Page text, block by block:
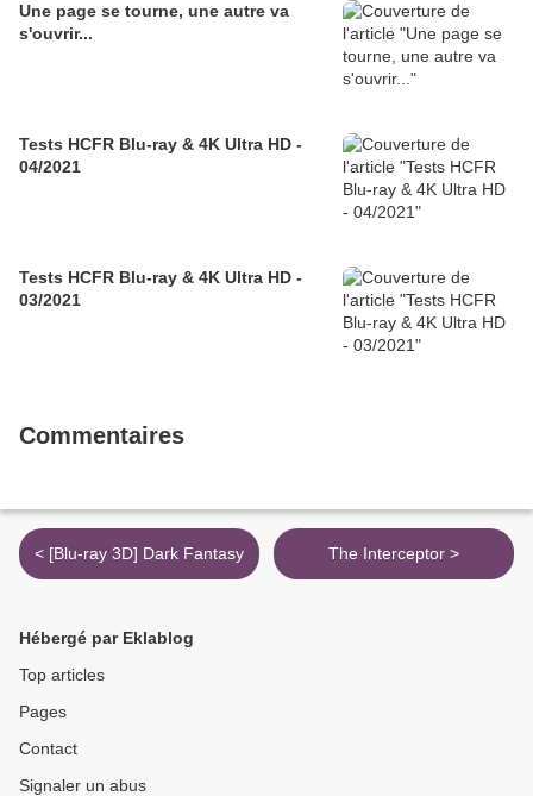
Une page se tourne, une autre va
s'ouvrir...
Tests HCFR Blu-ray & 4K Ultra HD -
04/2021
Tests HCFR Blu-ray & 4K Ultra HD -
03/2021
Commentaires
< [Blu-ray 3D] Dark Fantasy The Interceptor >
Hébergé par Eklablog
Top articles
Pages
Contact
Signaler un abus